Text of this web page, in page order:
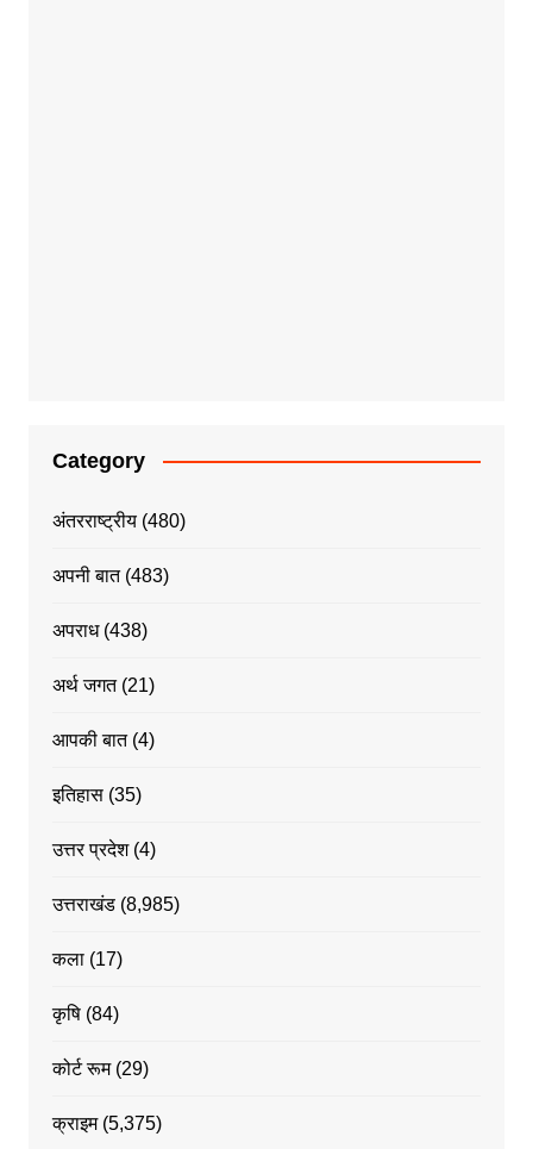
Category
अंतरराष्ट्रीय(480)
अपनी बात(483)
अपराध(438)
अर्थ जगत(21)
आपकी बात(4)
इतिहास(35)
उत्तर प्रदेश(4)
उत्तराखंड(8,985)
कला(17)
कृषि(84)
कोर्ट रूम(29)
क्राइम(5,375)